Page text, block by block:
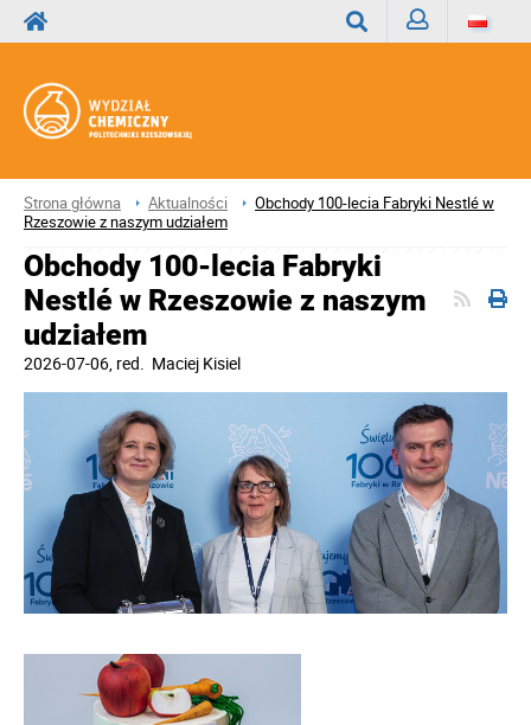
Strona główna Aktualności
Obchody 100-lecia Fabryki Nestlé w
Rzeszowie z naszym udziałem
Obchody 100-lecia Fabryki
Nestlé w Rzeszowie z naszym
udziałem
2026-07-06, red. Maciej Kisiel